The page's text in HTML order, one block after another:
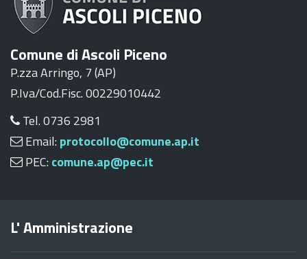
Comune di Ascoli Piceno
P.zza Arringo, 7 (AP)
P.Iva/Cod.Fisc. 00229010442
Tel. 0736 2981
Email: protocollo@comune.ap.it
PEC: comune.ap@pec.it
L' Amministrazione